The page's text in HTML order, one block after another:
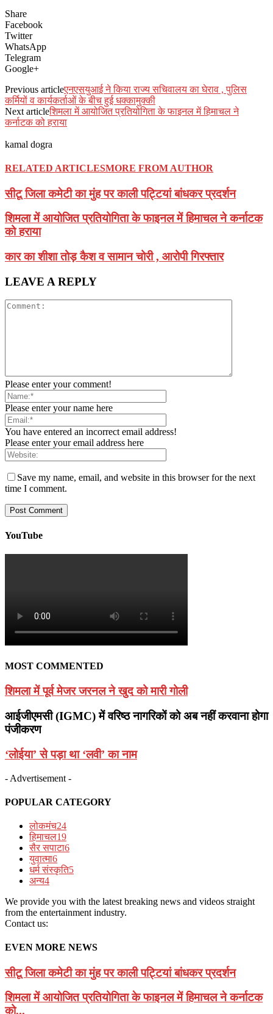
Share
Facebook
Twitter
WhatsApp
Telegram
Google+
Previous articleएनएसयुआई ने किया राज्य सचिवालय का घेराव , पुलिस
कर्मियों व कार्यकर्ताओं के बीच हुई धक्कामुक्की
Next articleशिमला में आयोजित प्रतियोगिता के फाइनल में हिमाचल ने
कर्नाटक को हराया
kamal dogra
RELATED ARTICLESMORE FROM AUTHOR
सीटू जिला कमेटी का मुंह पर काली पट्टियां बांधकर प्रदर्शन
शिमला में आयोजित प्रतियोगिता के फाइनल में हिमाचल ने कर्नाटक
को हराया
कार का शीशा तोड़ कैश व सामान चोरी , आरोपी गिरफ्तार
LEAVE A REPLY
Please enter your comment!
Please enter your name here
You have entered an incorrect email address!
Please enter your email address here
Save my name, email, and website in this browser for the next
time I comment.
YouTube
MOST COMMENTED
शिमला में पूर्व मेजर जरनल ने खुद को मारी गोली
आईजीएमसी (IGMC) में वरिष्ठ नागरिकों को अब नहीं करवाना होगा
पंजीकरण
‘लोईया’ से पड़ा था ‘लवी’ का नाम
- Advertisement -
POPULAR CATEGORY
लोकमंच24
हिमाचल19
सैर सपाटा6
युवात्मा6
धर्म संस्कृति5
अन्य4
We provide you with the latest breaking news and videos straight
from the entertainment industry.
Contact us:
EVEN MORE NEWS
सीटू जिला कमेटी का मुंह पर काली पट्टियां बांधकर प्रदर्शन
शिमला में आयोजित प्रतियोगिता के फाइनल में हिमाचल ने कर्नाटक
को...